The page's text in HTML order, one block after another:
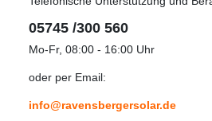
05745 /300 560
Mo-Fr, 08:00 - 16:00 Uhr
oder per Email:
info@ravensbergersolar.de